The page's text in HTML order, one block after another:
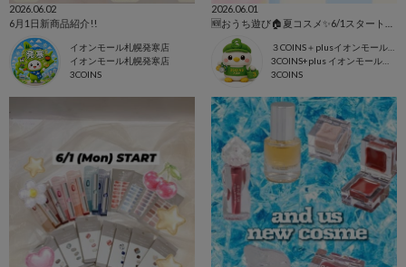
2026.06.02
6月1日新商品紹介!!
イオンモール札幌発寒店
イオンモール札幌発寒店
3COINS
2026.06.01
3COINS